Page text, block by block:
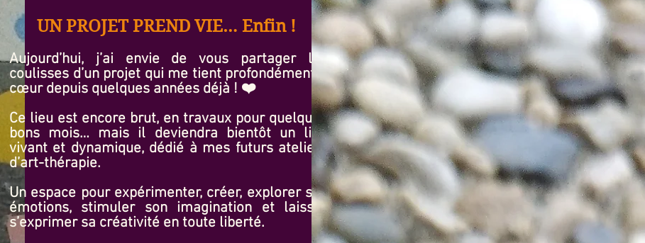
UN PROJET PREND VIE… Enfin !
Aujourd’hui, j’ai envie de vous partager les
coulisses d’un projet qui me tient profondément à
cœur depuis quelques années déjà ! ❤️
Ce lieu est encore brut, en travaux pour quelques
bons mois… mais il deviendra bientôt un lieu
vivant et dynamique, dédié à mes futurs ateliers
d’art-thérapie.
Un espace pour expérimenter, créer, explorer ses
émotions, stimuler son imagination et laisser
s’exprimer sa créativité en toute liberté.